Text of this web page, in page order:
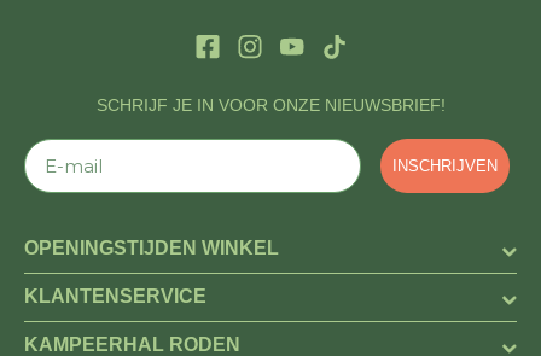
SCHRIJF JE IN VOOR ONZE NIEUWSBRIEF!
E-mail
INSCHRIJVEN
OPENINGSTIJDEN WINKEL
KLANTENSERVICE
KAMPEERHAL RODEN